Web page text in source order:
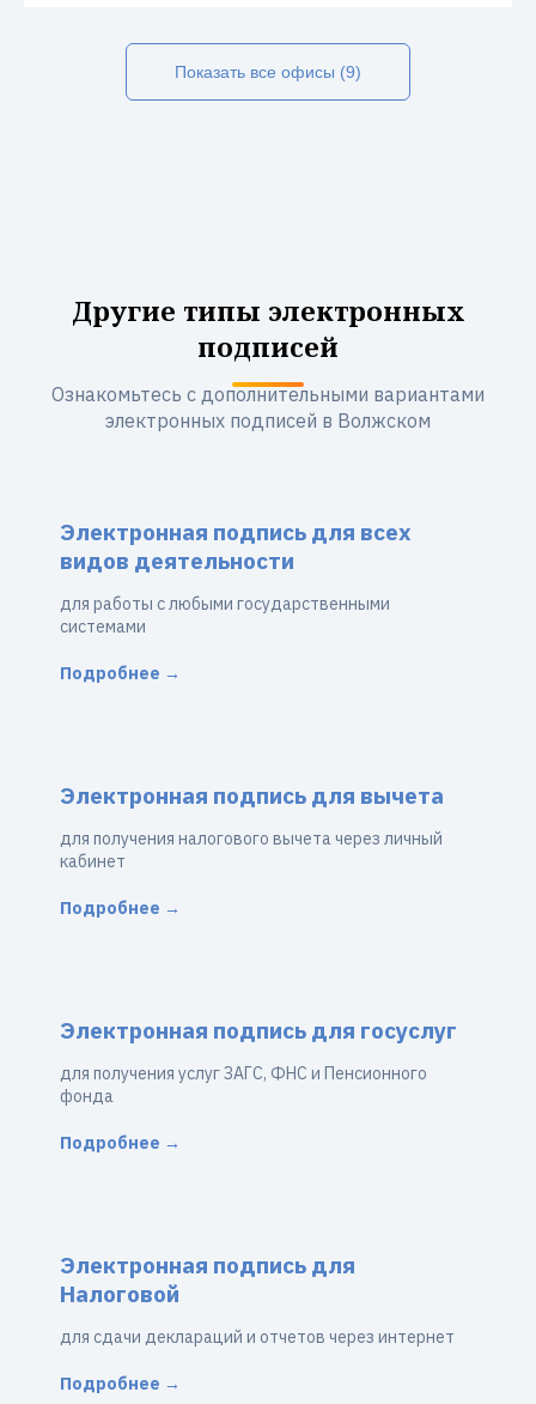
Показать все офисы (9)
Другие типы электронных
подписей
Ознакомьтесь с дополнительными вариантами
электронных подписей в Волжском
Электронная подпись для всех
видов деятельности
для работы с любыми государственными
системами
Подробнее →
Электронная подпись для вычета
для получения налогового вычета через личный
кабинет
Подробнее →
Электронная подпись для госуслуг
для получения услуг ЗАГС, ФНС и Пенсионного
фонда
Подробнее →
Электронная подпись для
Налоговой
для сдачи деклараций и отчетов через интернет
Подробнее →